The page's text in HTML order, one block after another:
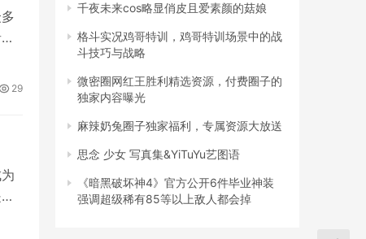
29
千夜未来cos略显俏皮且爱素颜的菇娘
格斗实况鸡哥特训，鸡哥特训场景中的战
斗技巧与战略
微密圈网红王胜利精选资源，付费圈子的
独家内容曝光
麻辣奶兔圈子独家福利，专属资源大放送
思念 少女 写真集&YiTuYu艺图语
《暗黑破坏神4》官方公开6件毕业神装
强调超级稀有85等以上敌人都会掉